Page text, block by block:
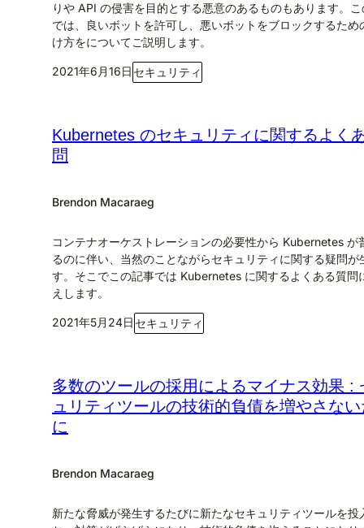
りや API の侵害を目的とする悪意のあるものもあります。
では、良いボットを許可し、悪いボットをブロックするため
け方をについてご説明します。
2021年6月16日 セキュリティ
Kubernetes のセキュリティに関するよく
問
Brendon Macaraeg
コンテナオーケストレーションの必要性から Kubernetes が
るのに伴い、当然のことながらセキュリティに関する疑問が
す。そこでこの記事では Kubernetes に関するよくある質問
えします。
2021年5月24日 セキュリティ
多数のツールの採用によるマイナス効果 :
ュリティツールの技術的負債を増やさな
に
Brendon Macaraeg
新たな脅威が発生するたびに新たなセキュリティツールを投